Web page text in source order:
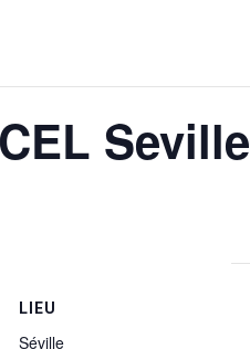
Seville
LIEU
Séville